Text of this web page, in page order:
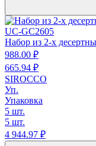
UC-GC2605
Набор из 2-х
988.00 ₽
665.94 ₽
SIROCCO
Уп.
Упаковка
5 шт.
5 шт.
4 944.97 ₽